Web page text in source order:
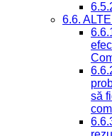
6.6.
să